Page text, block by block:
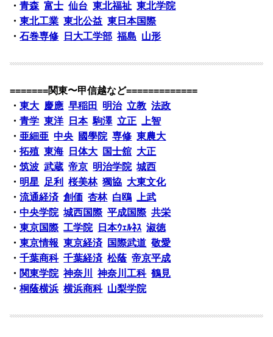
・青森 富士 仙台 東北福祉 東北学院
・東北工業 東北公益 東日本国際
・石巻専修 日大工学部 福島 山形
=======関東〜甲信越など=============
・東大 慶應 早稲田 明治 立教 法政
・青学 東洋 日本 駒澤 立正 上智
・亜細亜 中央 國學院 専修 東農大
・拓殖 東海 日体大 国士舘 大正
・筑波 武蔵 帝京 明治学院 城西
・ 明星 足利 桜美林 獨協 大東文化
・流通経済 創価 杏林 白鴎 上武
・中央学院 城西国際 平成国際 共栄
・東京国際 工学院 日本ｳｪﾙﾈｽ 淑徳
・東京情報 東京経済 国際武道 敬愛
・千葉商科 千葉経済 松蔭 帝京平成
・ 関東学院 神奈川 神奈川工科 鶴見
・桐蔭横浜 横浜商科 山梨学院